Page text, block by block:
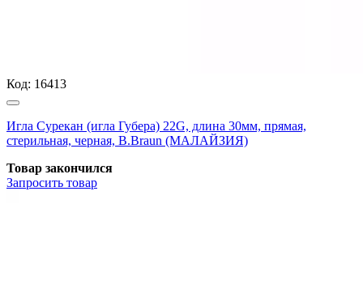
Код: 16413
Игла Сурекан (игла Губера) 22G, длина 30мм, прямая,
стерильная, черная, B.Braun (МАЛАЙЗИЯ)
Товар закончился
Запросить товар